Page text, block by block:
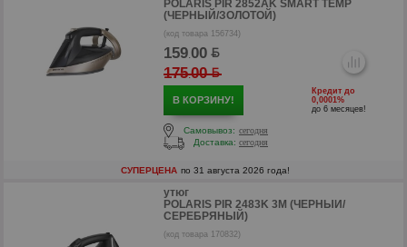
POLARIS PIR 2852AK SMART TEMP
(ЧЕРНЫЙ/ЗОЛОТОЙ)
(код товара 156734)
159.00
175.00
В КОРЗИНУ!
Кредит до
0,0001%
до 6 месяцев!
Самовывоз: сегодня
Доставка: сегодня
СУПЕРЦЕНА по 31 августа 2026 года!
утюг
POLARIS PIR 2483K 3M (ЧЕРНЫЙ/
СЕРЕБРЯНЫЙ)
(код товара 170832)